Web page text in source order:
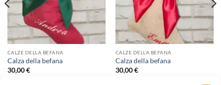
CALZE DELLA BEFANA
Calza della befana
30,00€
CALZE DELLA BEFANA
Calza della befana
30,00€